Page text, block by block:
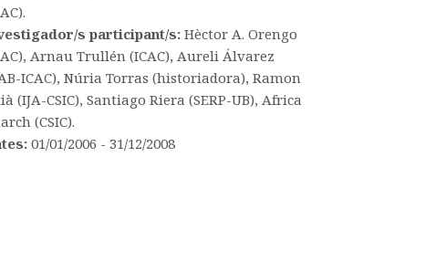
s participant/s:Hèctor A. Orengo
Arnau Trullén (ICAC), Aureli Álvarez
ICAC), Núria Torras (historiadora), Ramon
(IJA-CSIC), Santiago Riera (SERP-UB), Africa
(CSIC).
01/01/2006 - 31/12/2008